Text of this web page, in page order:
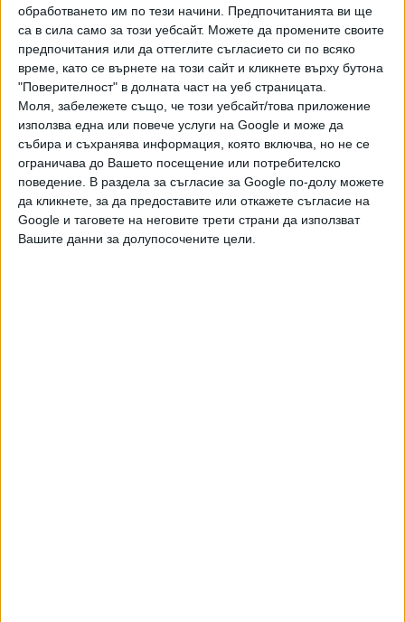
обработването им по тези начини. Предпочитанията ви ще
са в сила само за този уебсайт. Можете да промените своите
предпочитания или да оттеглите съгласието си по всяко
време, като се върнете на този сайт и кликнете върху бутона
"Поверителност" в долната част на уеб страницата.
Моля, забележете също, че този уебсайт/това приложение
използва една или повече услуги на Google и може да
събира и съхранява информация, която включва, но не се
ограничава до Вашето посещение или потребителско
поведение. В раздела за съгласие за Google по-долу можете
да кликнете, за да предоставите или откажете съгласие на
Google и таговете на неговите трети страни да използват
Вашите данни за долупосочените цели.
Харбър, ужасното утро на 7 декември 1941 г., когато
небето ви бе почерняло от самолетите, които ви
атакуваха", каза той, припомняйки въздушната атака,
която вкара САЩ във Втората световна
война. "Спомнете си 11 септември - един ужасен ден
през 2001 г., когато злото се опита да превърне вашите
градове, независими територии, в бойни полета", каза
той. "Нашата страна преживява същото всеки ден." Той
съпроводи речта си с кадри от разрушенията и
тероризирането на мирни граждани от руските
нападения. "Това е терор, какъвто Европа не е виждала,
не е виждала от 80 години", заяви Зеленски. В последния